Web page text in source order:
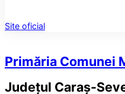
Site oficial
Primăria Comunei
Județul Caraș-